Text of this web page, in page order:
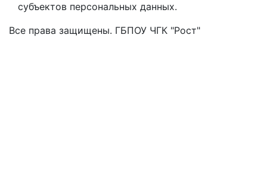
субъектов персональных данных.
Все права защищены. ГБПОУ ЧГК "Рост"